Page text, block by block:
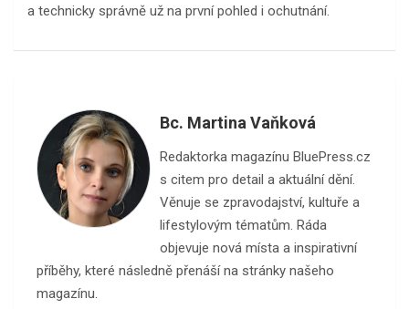
a technicky správně už na první pohled i ochutnání.
Bc. Martina Vaňková
Redaktorka magazínu BluePress.cz
s citem pro detail a aktuální dění.
Věnuje se zpravodajství, kultuře a
lifestylovým tématům. Ráda
objevuje nová místa a inspirativní
příběhy, které následně přenáší na stránky našeho
magazínu.